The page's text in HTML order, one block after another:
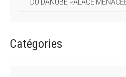
DU DANUBE PALACE
Catégories